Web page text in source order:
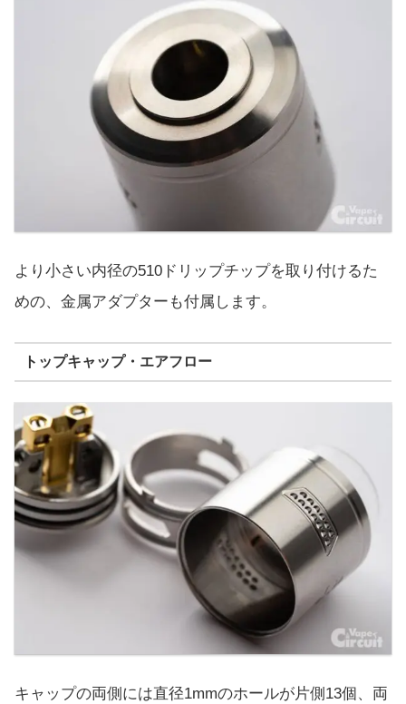
より小さい内径の510ドリップチップを取り付けるた
めの、金属アダプターも付属します。
トップキャップ・エアフロー
キャップの両側には直径1mmのホールが片側13個、両